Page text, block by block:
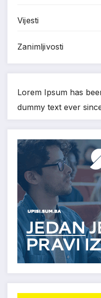
Vijesti
Zanimljivosti
Lorem Ipsum has
dummy text ever